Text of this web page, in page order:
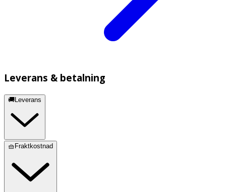
Leverans & betalning
🚚Leverans
🧺Fraktkostnad